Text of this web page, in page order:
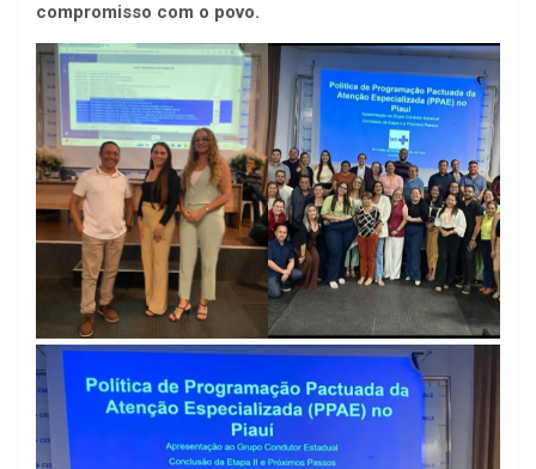
compromisso com o povo.